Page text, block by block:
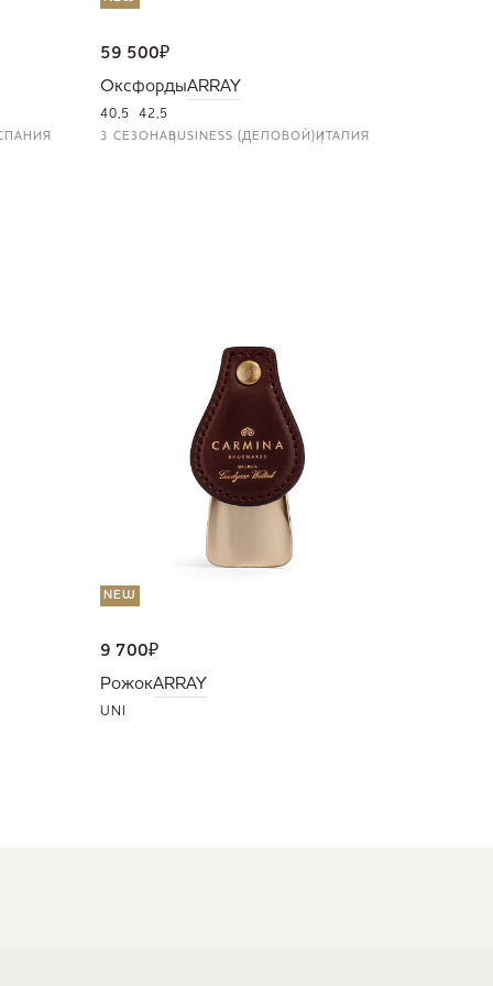
59 500₽
ОксфордыARRAY
40,5 42,5
3 СЕЗОНАBUSINESS (ДЕЛОВОЙ)ИТАЛИЯ
NEW
9 700₽
РожокARRAY
UNI